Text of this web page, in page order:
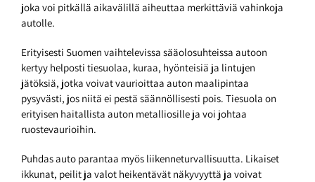
joka voi pitkällä aikavälillä aiheuttaa merkittäviä vahinkoja
autolle.
Erityisesti Suomen vaihtelevissa sääolosuhteissa autoon
kertyy helposti tiesuolaa, kuraa, hyönteisiä ja lintujen
jätöksiä, jotka voivat vaurioittaa auton maalipintaa
pysyvästi, jos niitä ei pestä säännöllisesti pois. Tiesuola on
erityisen haitallista auton metalliosille ja voi johtaa
ruostevaurioihin.
Puhdas auto parantaa myös liikenneturvallisuutta. Likaiset
ikkunat, peilit ja valot heikentävät näkyvyyttä ja voivat